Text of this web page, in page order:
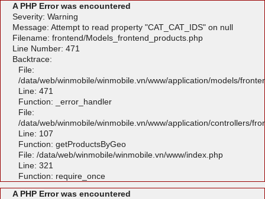
A PHP Error was encountered
Severity: Warning
Message: Attempt to read property "CAT_CAT_IDS" on null
Filename: frontend/Models_frontend_products.php
Line Number: 471
Backtrace:
File:
/data/web/winmobile/winmobile.vn/www/application/models/
Line: 471
Function: _error_handler
File:
/data/web/winmobile/winmobile.vn/www/application/controllers/
Line: 107
Function: getProductsByGeo
File: /data/web/winmobile/winmobile.vn/www/index.php
Line: 321
Function: require_once
A PHP Error was encountered